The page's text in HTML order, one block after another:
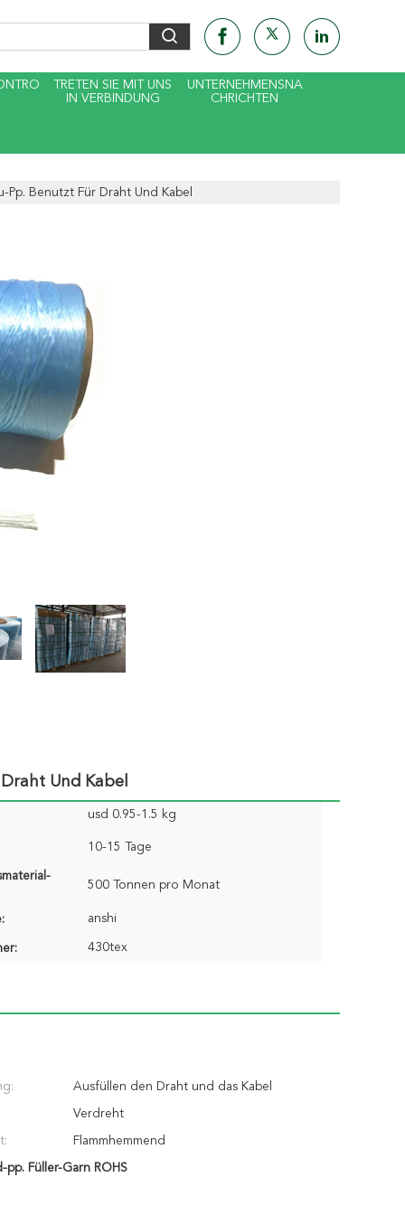
TRETEN SIE MIT UNS
IN VERBINDUNG
UNTERNEHMENSNA
CHRICHTEN
Pp. Benutzt Für Draht Und Kabel
Und Kabel
usd 0.95-1.5 kg
10-15 Tage
500 Tonnen pro Monat
anshi
430tex
Ausfüllen den Draht und das Kabel
Verdreht
Flammhemmend
pp. Füller-Garn ROHS